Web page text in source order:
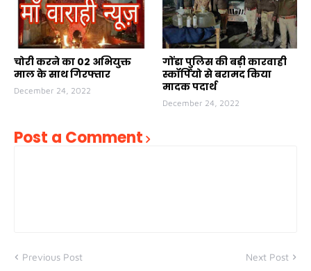
चोरी करने का 02 अभियुक्त
माल के साथ गिरफ्तार
December 24, 2022
गोंडा पुलिस की बड़ी कारवाही
स्कॉर्पियो से बरामद किया
मादक पदार्थ
December 24, 2022
Post a Comment
Previous Post Next Post